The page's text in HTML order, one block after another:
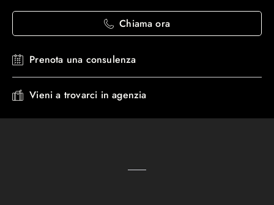
Chiama ora
Prenota una consulenza
Vieni a trovarci in agenzia